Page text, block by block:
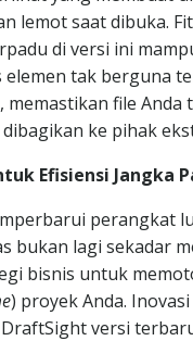
lemot saat dibuka.
di versi ini
elemen tak berguna
memastikan file Anda
ke pihak
Efisiensi Jangka
perangkat
bukan lagi sekadar
bisnis untuk
) proyek Anda.
versi